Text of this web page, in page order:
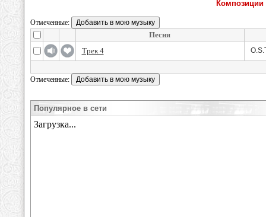
Композиции
Отмеченные:
Песня
Трек 4
Отмеченные:
Популярное в сети